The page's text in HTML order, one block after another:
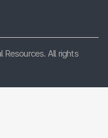
All rights